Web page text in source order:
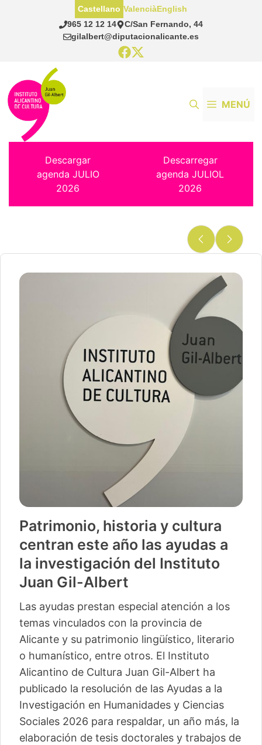
965 12 12 14
C/San Fernando, 44
gilalbert@diputacionalicante.es
Castellano ValenciàEnglish
MENÚ
Descargar
agenda JULIO
2026
Descarregar
agenda JULIOL
2026
Patrimonio, historia y cultura
centran este año las ayudas a
la investigación del Instituto
Juan Gil-Albert
Las ayudas prestan especial atención a los
temas vinculados con la provincia de
Alicante y su patrimonio lingüístico, literario
o humanístico, entre otros. El Instituto
Alicantino de Cultura Juan Gil-Albert ha
publicado la resolución de las Ayudas a la
Investigación en Humanidades y Ciencias
Sociales 2026 para respaldar, un año más, la
elaboración de tesis doctorales y trabajos de